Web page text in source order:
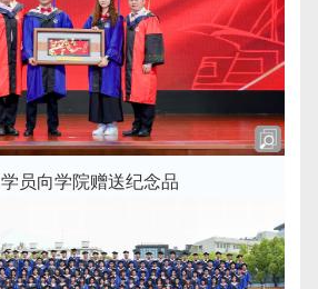
学员向学院赠送纪念品